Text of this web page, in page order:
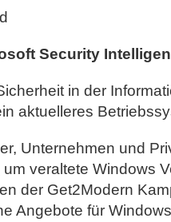
Security
in der
aktuelleres
Unternehmen und
veraltete Windows
der Get2Modern
Angebote für